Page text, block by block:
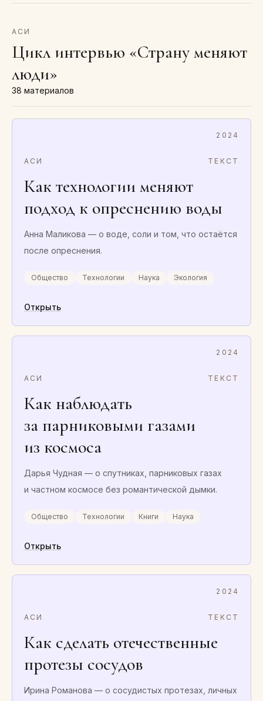
АСИ
Цикл интервью «Страну меняют
люди»
38 материалов
2024
АСИ ТЕКСТ
Как технологии меняют
подход к опреснению воды
Анна Маликова — о воде, соли и том, что остаётся
после опреснения.
Общество Технологии Наука Экология
Открыть
2024
АСИ ТЕКСТ
Как наблюдать
за парниковыми газами
из космоса
Дарья Чудная — о спутниках, парниковых газах
и частном космосе без романтической дымки.
Общество Технологии Книги Наука
Открыть
2024
АСИ ТЕКСТ
Как сделать отечественные
протезы сосудов
Ирина Романова — о сосудистых протезах, личных